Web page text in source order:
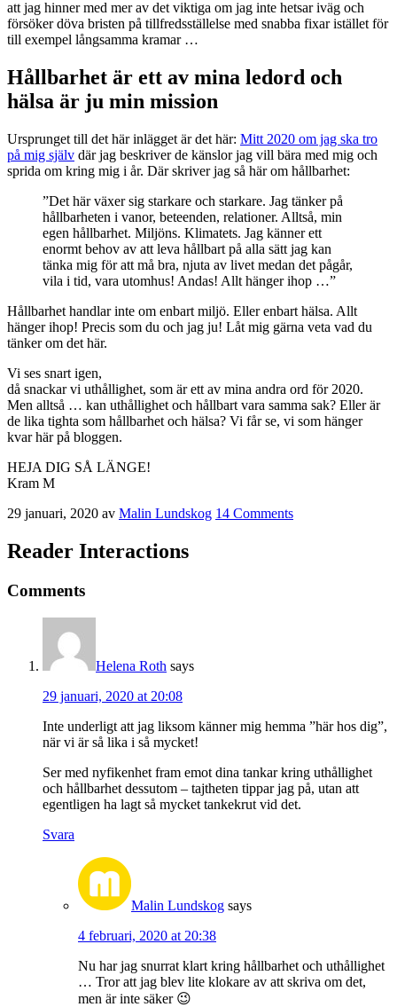
att jag hinner med mer av det viktiga om jag inte hetsar iväg och
försöker döva bristen på tillfredsställelse med snabba fixar istället för
till exempel långsamma kramar …
Hållbarhet är ett av mina ledord och
hälsa är ju min mission
Ursprunget till det här inlägget är det här: Mitt 2020 om jag ska tro
på mig själv där jag beskriver de känslor jag vill bära med mig och
sprida om kring mig i år. Där skriver jag så här om hållbarhet:
”Det här växer sig starkare och starkare. Jag tänker på
hållbarheten i vanor, beteenden, relationer. Alltså, min
egen hållbarhet. Miljöns. Klimatets. Jag känner ett
enormt behov av att leva hållbart på alla sätt jag kan
tänka mig för att må bra, njuta av livet medan det pågår,
vila i tid, vara utomhus! Andas! Allt hänger ihop …”
Hållbarhet handlar inte om enbart miljö. Eller enbart hälsa. Allt
hänger ihop! Precis som du och jag ju! Låt mig gärna veta vad du
tänker om det här.
Vi ses snart igen,
då snackar vi uthållighet, som är ett av mina andra ord för 2020.
Men alltså … kan uthållighet och hållbart vara samma sak? Eller är
de lika tighta som hållbarhet och hälsa? Vi får se, vi som hänger
kvar här på bloggen.
HEJA DIG SÅ LÄNGE!
Kram M
29 januari, 2020 av Malin Lundskog 14 Comments
Reader Interactions
Comments
Helena Roth says
29 januari, 2020 at 20:08
Inte underligt att jag liksom känner mig hemma ”här hos dig”,
när vi är så lika i så mycket!
Ser med nyfikenhet fram emot dina tankar kring uthållighet
och hållbarhet dessutom – tajtheten tippar jag på, utan att
egentligen ha lagt så mycket tankekrut vid det.
Svara
Malin Lundskog says
4 februari, 2020 at 20:38
Nu har jag snurrat klart kring hållbarhet och uthållighet
… Tror att jag blev lite klokare av att skriva om det,
men är inte säker 😉